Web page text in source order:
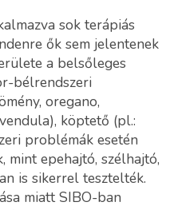
sok terápiás
ők sem jelentenek
a belsőleges
bélrendszeri
oregano,
köptető (pl.:
problémák esetén
mint epehajtó, szélhajtó,
is sikerrel tesztelték.
miatt SIBO-ban